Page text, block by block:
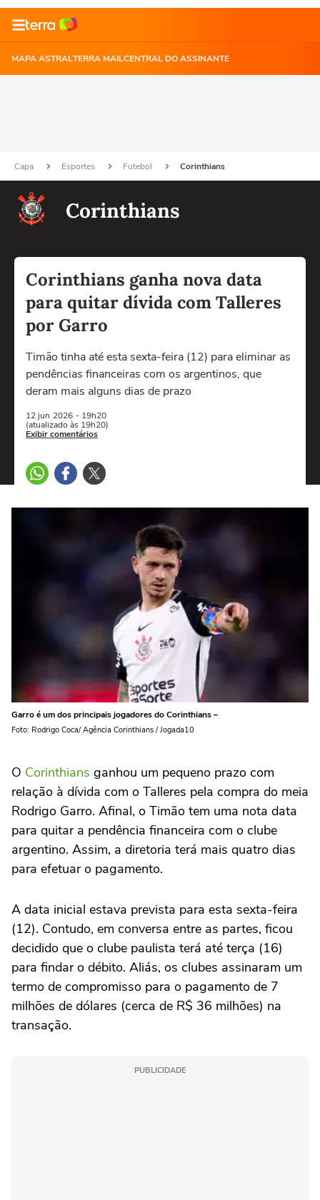
MAPA ASTRALTERRA MAILCENTRAL DO ASSINANTE
Capa Esportes Futebol Corinthians
Corinthians
Corinthians ganha nova data
para quitar dívida com Talleres
por Garro
Timão tinha até esta sexta-feira (12) para eliminar as
pendências financeiras com os argentinos, que
deram mais alguns dias de prazo
12 jun 2026 - 19h20
(atualizado às 19h20)
Exibir comentários
Garro é um dos principais jogadores do Corinthians –
Foto: Rodrigo Coca/ Agência Corinthians / Jogada10
O Corinthians ganhou um pequeno prazo com
relação à dívida com o Talleres pela compra do meia
Rodrigo Garro. Afinal, o Timão tem uma nota data
para quitar a pendência financeira com o clube
argentino. Assim, a diretoria terá mais quatro dias
para efetuar o pagamento.
A data inicial estava prevista para esta sexta-feira
(12). Contudo, em conversa entre as partes, ficou
decidido que o clube paulista terá até terça (16)
para findar o débito. Aliás, os clubes assinaram um
termo de compromisso para o pagamento de 7
milhões de dólares (cerca de R$ 36 milhões) na
transação.
PUBLICIDADE